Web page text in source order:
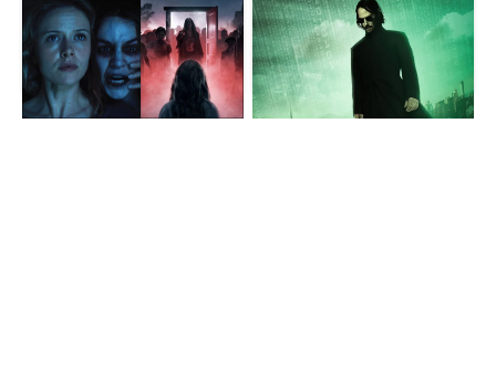
Horor, ktorý desil celú
generáciu, je späť. Nový
film ukazuje čistú hrôzu
(VIDEO)
OFICIÁLNE: Matrix
dostane nový film,
hlavná hviezda sa
vyjadrila jasne